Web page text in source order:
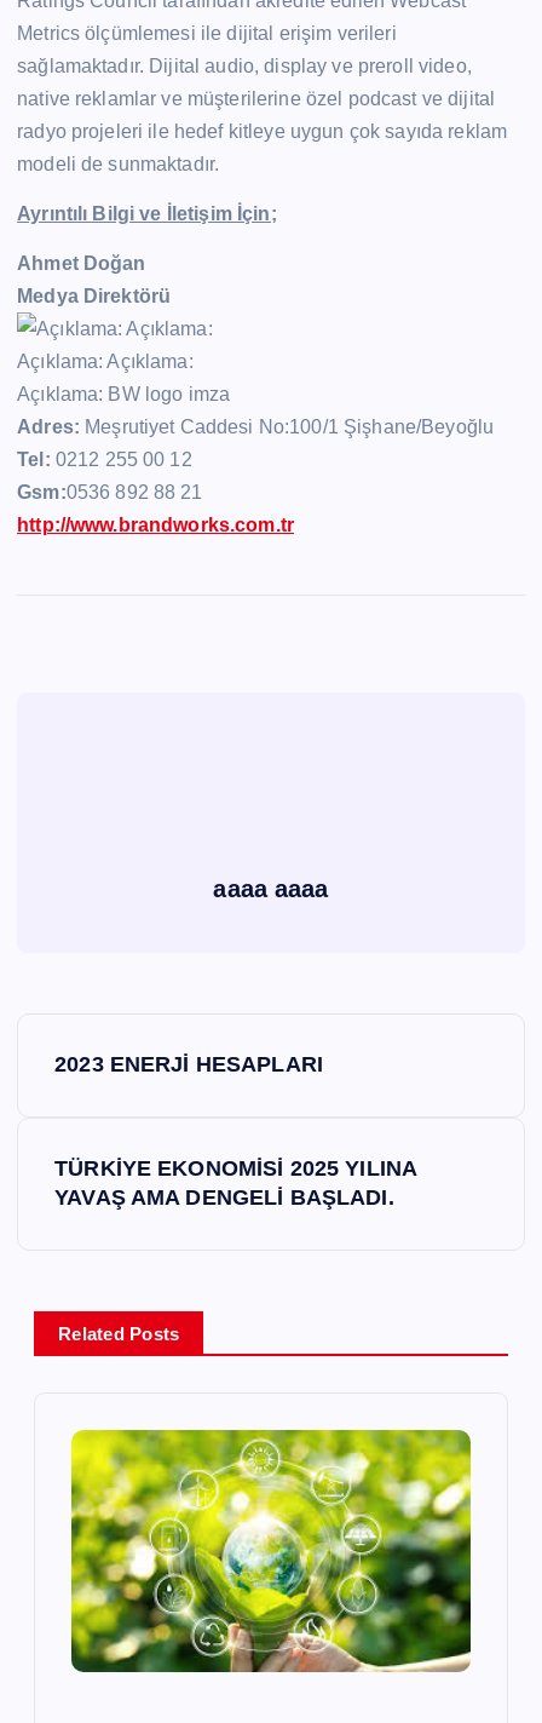
Metrics ölçümlemesi ile dijital erişim verileri
sağlamaktadır. Dijital audio, display ve preroll video,
native reklamlar ve müşterilerine özel podcast ve dijital
radyo projeleri ile hedef kitleye uygun çok sayıda reklam
modeli de sunmaktadır.
Ayrıntılı Bilgi ve İletişim İçin;
Ahmet Doğan
Medya Direktörü
Adres: Meşrutiyet Caddesi No:100/1 Şişhane/Beyoğlu
Tel: 0212 255 00 12
Gsm:0536 892 88 21
http://www.brandworks.com.tr
aaaa aaaa
2023 ENERJİ HESAPLARI
TÜRKİYE EKONOMİSİ 2025 YILINA
YAVAŞ AMA DENGELİ BAŞLADI.
Related Posts